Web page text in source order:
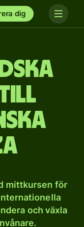
dig
till
mittkursen för
och växla